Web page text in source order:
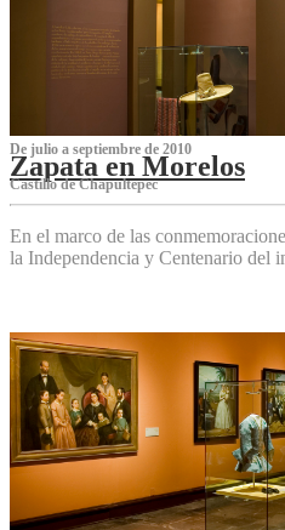
De julio a septiembre de 2010
Zapata en Morelos
Castillo de Chapultepec
En el marco de las
la Independencia y Centenario